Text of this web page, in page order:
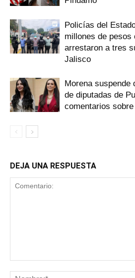
Policías del
millones de pesos
arrestaron a tres
Jalisco
Morena suspende
de diputadas de
comentarios
DEJA UNA RESPUESTA